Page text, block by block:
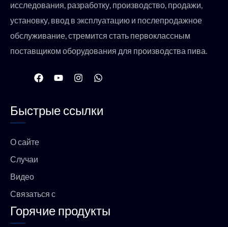
исследования, разработку, производство, продажи,
установку, ввод в эксплуатацию и послепродажное
обслуживание, стремится стать первоклассным
поставщиком оборудования для производства пива.
F
a
b
o
Y
o
u
b
I
n
a
g
W
h
s
a
Быстрые ссылки
О сайте
Случаи
Видео
Связаться с
Горячие продукты